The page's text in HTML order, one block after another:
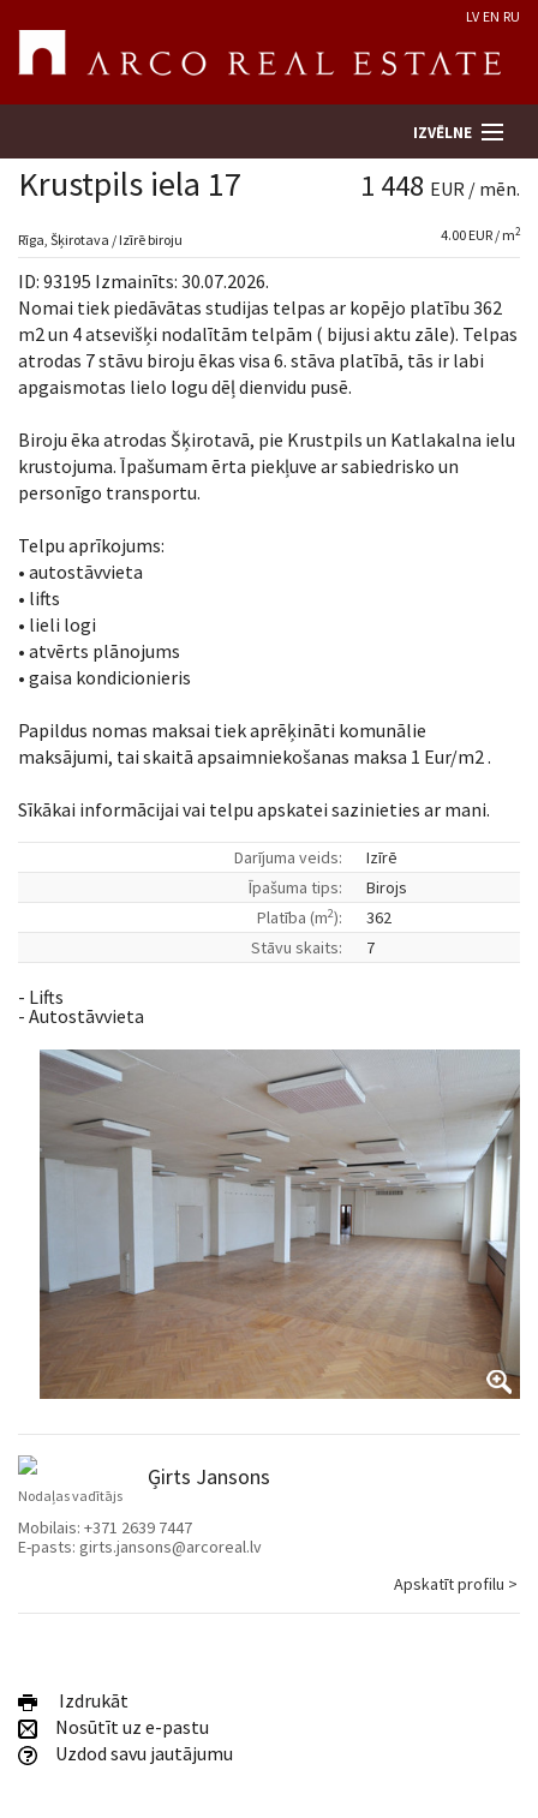
LV EN RU
IZVĒLNE
Meklēt īpašumu
Novērtēt īpašumu
Uzņēmums
Pakalpojumi
Kontakti
Krustpils iela 17 1 448 EUR / mēn.
Rīga, Šķirotava / Izīrē biroju 4.00 EUR / m2
ID: 93195 Izmainīts: 30.07.2026.
Nomai tiek piedāvātas studijas telpas ar kopējo platību 362
m2 un 4 atsevišķi nodalītām telpām ( bijusi aktu zāle). Telpas
atrodas 7 stāvu biroju ēkas visa 6. stāva platībā, tās ir labi
apgaismotas lielo logu dēļ dienvidu pusē.
Biroju ēka atrodas Šķirotavā, pie Krustpils un Katlakalna ielu
krustojuma. Īpašumam ērta piekļuve ar sabiedrisko un
personīgo transportu.
Telpu aprīkojums:
• autostāvvieta
• lifts
• lieli logi
• atvērts plānojums
• gaisa kondicionieris
Papildus nomas maksai tiek aprēķināti komunālie
maksājumi, tai skaitā apsaimniekošanas maksa 1 Eur/m2 .
Sīkākai informācijai vai telpu apskatei sazinieties ar mani.
Darījuma veids:
Izīrē
Īpašuma tips:
Birojs
Platība (m2):
362
Stāvu skaits:
7
- Lifts
- Autostāvvieta
Ģirts Jansons
Nodaļas vadītājs
Mobilais: +371 2639 7447
E-pasts: girts.jansons@arcoreal.lv
Apskatīt profilu >
Izdrukāt
Nosūtīt uz e-pastu
Uzdod savu jautājumu